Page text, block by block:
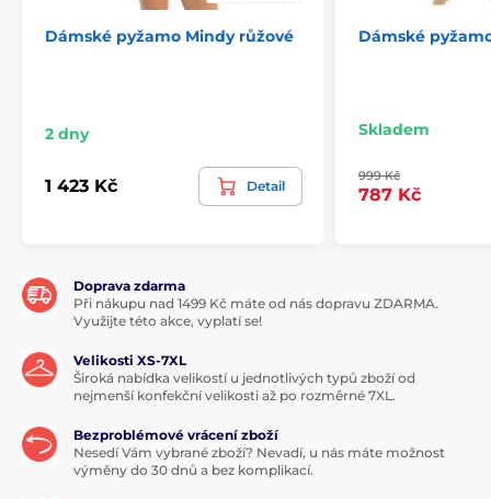
Dámské pyžamo Mindy růžové
2 dny
1 423 Kč Detail
Dámské
Skladem
999 Kč
787 Kč
Doprava zdarma
Při nákupu nad 1499 Kč máte od nás dopravu ZDARMA.
Využijte této akce, vyplatí se!
Velikosti XS-7XL
Široká nabídka velikostí u jednotlivých typů zboží od
nejmenší konfekční velikosti až po rozměrné 7XL.
Bezproblémové vrácení zboží
Nesedí Vám vybrané zboží? Nevadí, u nás máte možnost
výměny do 30 dnů a bez komplikací.